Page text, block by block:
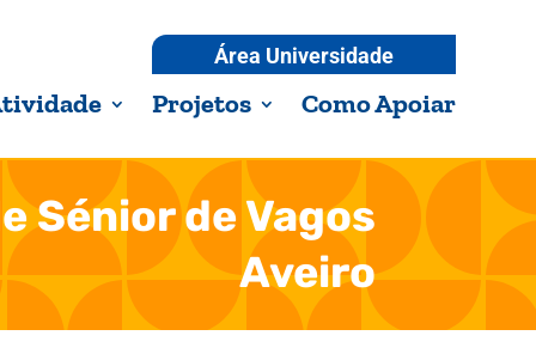
Área Universidade
Projetos Como Apoiar
Sénior de Vagos
Aveiro